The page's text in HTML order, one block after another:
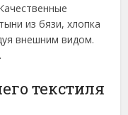
из бязи, хлопка
внешним видом.
текстиля